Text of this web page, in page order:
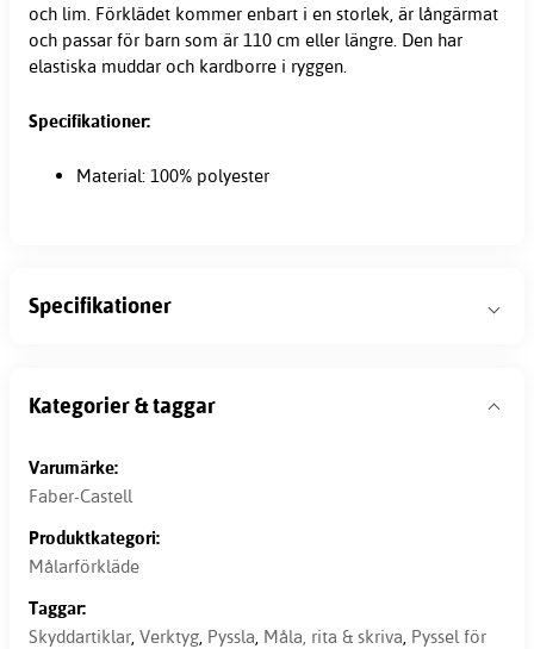
och lim. Förklädet kommer enbart i en storlek, är långärmat
och passar för barn som är 110 cm eller längre. Den har
elastiska muddar och kardborre i ryggen.
Specifikationer:
Material: 100% polyester
Specifikationer
Kategorier & taggar
Varumärke:
Faber-Castell
Produktkategori:
Målarförkläde
Taggar:
Skyddartiklar, Verktyg, Pyssla, Måla, rita & skriva, Pyssel för